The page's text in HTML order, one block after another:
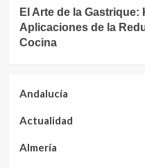
El Arte de la
Aplicaciones de la
Cocina
Andalucía
Actualidad
Almería